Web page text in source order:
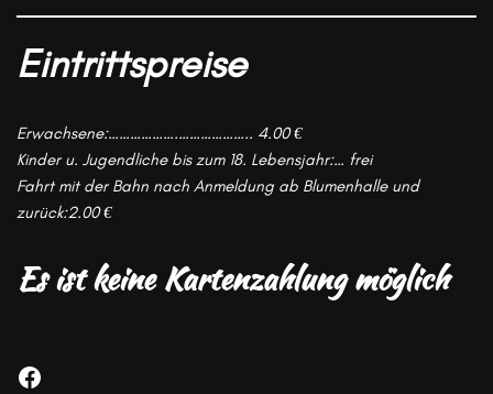
Eintrittspreise
Erwachsene:……………….……………….. 4.00 €
Kinder u. Jugendliche bis zum 18. Lebensjahr:… frei
Fahrt mit der Bahn nach Anmeldung ab Blumenhalle und
zurück:2.00 €
Es ist keine Kartenzahlung möglich